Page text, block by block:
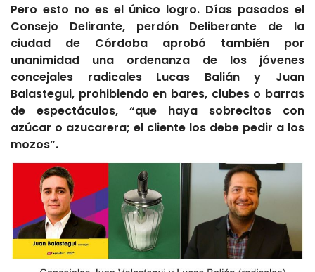
Pero esto no es el único logro. Días pasados el
Consejo Delirante, perdón Deliberante de la
ciudad de Córdoba aprobó también por
unanimidad una ordenanza de los jóvenes
concejales radicales Lucas Balián y Juan
Balastegui, prohibiendo en bares, clubes o barras
de espectáculos, “que haya sobrecitos con
azúcar o azucarera; el cliente los debe pedir a los
mozos”.